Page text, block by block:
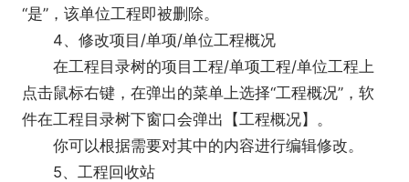
“是”，该单位工程即被删除。
4、修改项目/单项/单位工程概况
在工程目录树的项目工程/单项工程/单位工程上
点击鼠标右键，在弹出的菜单上选择“工程概况”，软
件在工程目录树下窗口会弹出【工程概况】。
你可以根据需要对其中的内容进行编辑修改。
5、工程回收站